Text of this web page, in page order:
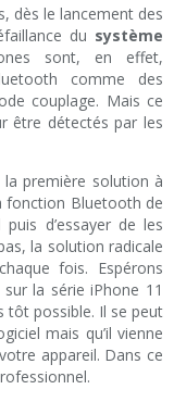
dès le lancement des
du système
sont, en effet,
comme des
couplage. Mais ce
être détectés par les
première solution à
fonction Bluetooth de
d’essayer de les
la solution radicale
fois. Espérons
la série iPhone 11
tôt possible. Il se peut
mais qu’il vienne
appareil. Dans ce